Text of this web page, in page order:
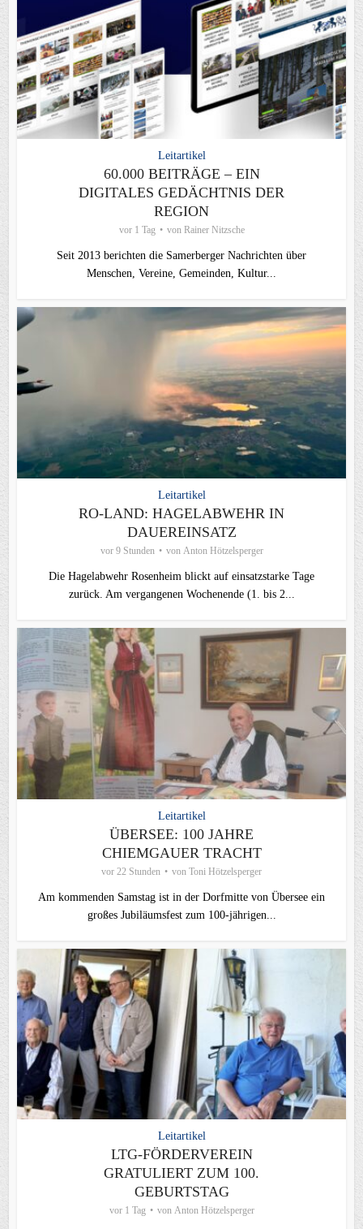
Leitartikel
60.000 BEITRÄGE – EIN
DIGITALES GEDÄCHTNIS DER
REGION
vor 1 Tag von Rainer Nitzsche
Seit 2013 berichten die Samerberger Nachrichten über
Menschen, Vereine, Gemeinden, Kultur...
Leitartikel
RO-LAND: HAGELABWEHR IN
DAUEREINSATZ
vor 9 Stunden von Anton Hötzelsperger
Die Hagelabwehr Rosenheim blickt auf einsatzstarke Tage
zurück. Am vergangenen Wochenende (1. bis 2...
Leitartikel
ÜBERSEE: 100 JAHRE
CHIEMGAUER TRACHT
vor 22 Stunden von Toni Hötzelsperger
Am kommenden Samstag ist in der Dorfmitte von Übersee ein
großes Jubiläumsfest zum 100-jährigen...
Leitartikel
LTG-FÖRDERVEREIN
GRATULIERT ZUM 100.
GEBURTSTAG
vor 1 Tag von Anton Hötzelsperger